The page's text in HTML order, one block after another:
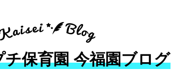
保育園 今福園ブログ